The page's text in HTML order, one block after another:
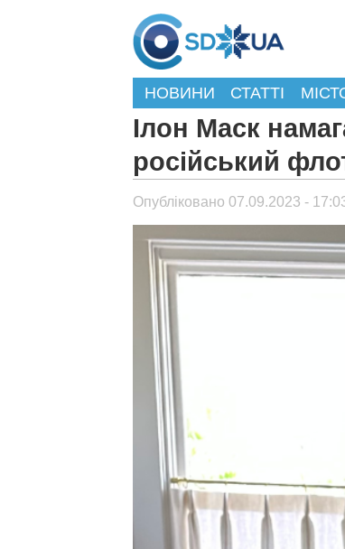
НОВИНИ СТАТТІ
Ілон Маск
російський
Опубліковано 07.09.2023 -